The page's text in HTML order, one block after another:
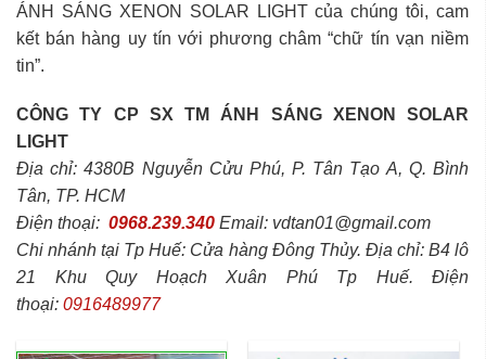
ÁNH SÁNG XENON SOLAR LIGHT của chúng tôi, cam
kết bán hàng uy tín với phương châm “chữ tín vạn niềm
tin”.
CÔNG TY CP SX TM ÁNH SÁNG XENON SOLAR
LIGHT
Địa chỉ: 4380B Nguyễn Cửu Phú, P. Tân Tạo A, Q. Bình
Tân, TP. HCM
Điện thoại: 0968.239.340 Email: vdtan01@gmail.com
Chi nhánh tại Tp Huế: Cửa hàng Đông Thủy. Địa chỉ: B4 lô
21 Khu Quy Hoạch Xuân Phú Tp Huế. Điện
thoại: 0916489977